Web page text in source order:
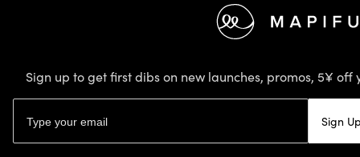
Sign up to get first dibs on new launches, promos, 5¥
Sign